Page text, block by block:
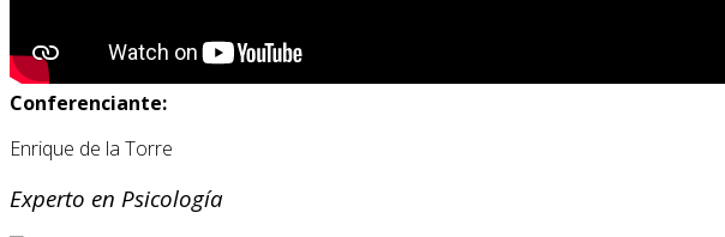
Conferenciante:
Enrique de la Torre
Experto en Psicología